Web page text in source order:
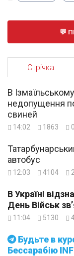
Стрічка
Будьте в курсі подій. Підписуйтесь на
Бессарабію
В
недопущення
свиней
14:02 1863 0
автобус
12:03 4104 2
В Україні
День Військ
11:04 5130